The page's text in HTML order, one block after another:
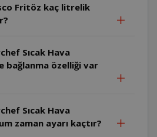
Sıcak Hava
bağlanma özelliği var
zaman ayarı kaçtır?